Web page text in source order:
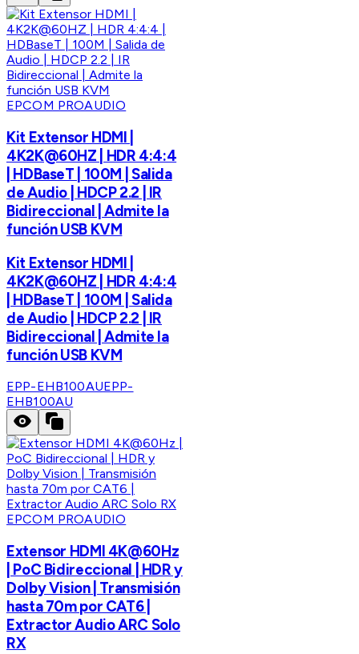
EPCOM PROAUDIO
Kit Extensor HDMI |
4K2K@60HZ | HDR 4:4:4
| HDBaseT | 100M | Salida
de Audio | HDCP 2.2 | IR
Bidireccional | Admite la
función USB KVM
Kit Extensor HDMI |
4K2K@60HZ | HDR 4:4:4
| HDBaseT | 100M | Salida
de Audio | HDCP 2.2 | IR
Bidireccional | Admite la
función USB KVM
EPP-EHB100AUEPP-
EHB100AU
EPCOM PROAUDIO
Extensor HDMI 4K@60Hz
| PoC Bidireccional | HDR y
Dolby Vision | Transmisión
hasta 70m por CAT6 |
Extractor Audio ARC Solo
RX